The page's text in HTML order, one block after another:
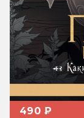
490 ₽